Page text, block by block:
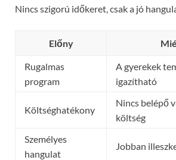
Nincs szigorú időkeret, csak a jó
Előny
Rugalmas
program
A gyerekek
igazítható
Költséghatékony
Nincs belépő
költség
Személyes
hangulat
Jobban